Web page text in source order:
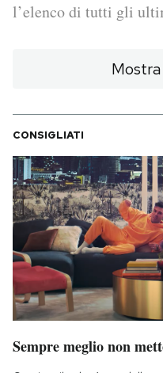
I MIEI PREFERITI
SHOP
CALENDARIO
AREA PERSONALE
Area Personale
l’elenco di tutti gli
CONSIGLIATI
Sempre meglio non